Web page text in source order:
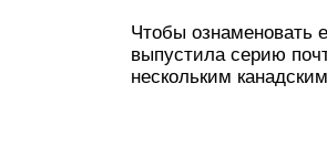
Чтобы ознаменовать
выпустила серию
нескольким